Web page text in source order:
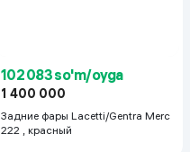
102 083 so'm/oyga
1 400 000
Задние фары Lacetti/Gentra Merc
222 , красный